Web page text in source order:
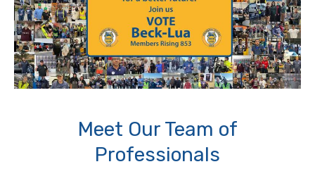
Meet Our Team of
Professionals